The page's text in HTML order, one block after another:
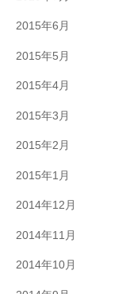
2015年6月
2015年5月
2015年4月
2015年3月
2015年2月
2015年1月
2014年12月
2014年11月
2014年10月